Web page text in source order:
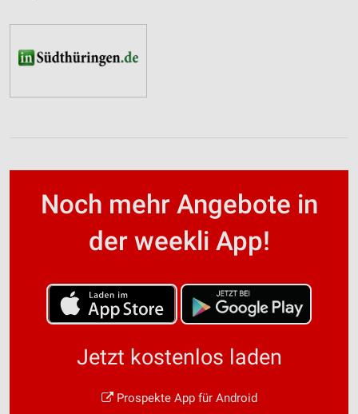
Noch mehr Angebote in
der weekli App!
Jetzt kostenlos laden
Prospekte App für Android